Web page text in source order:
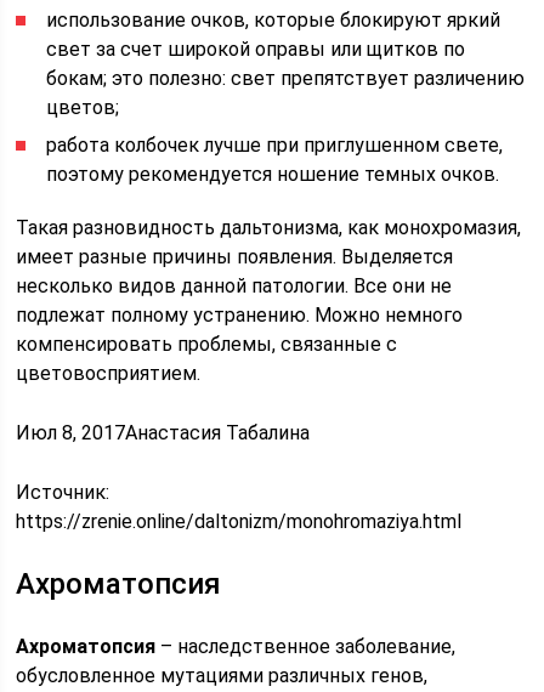
использование очков, которые блокируют яркий
свет за счет широкой оправы или щитков по
бокам; это полезно: свет препятствует различению
цветов;
работа колбочек лучше при приглушенном свете,
поэтому рекомендуется ношение темных очков.
Такая разновидность дальтонизма, как монохромазия,
имеет разные причины появления. Выделяется
несколько видов данной патологии. Все они не
подлежат полному устранению. Можно немного
компенсировать проблемы, связанные с
цветовосприятием.
Июл 8, 2017Анастасия Табалина
Источник:
https://zrenie.online/daltonizm/monohromaziya.html
Ахроматопсия
Ахроматопсия – наследственное заболевание,
обусловленное мутациями различных генов,